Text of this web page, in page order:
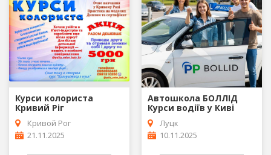
Курси колориста
Кривий Ріг
Кривой Рог
21.11.2025
Автошкола БОЛЛІД
Курси водіїв у Киві
Луцк
10.11.2025